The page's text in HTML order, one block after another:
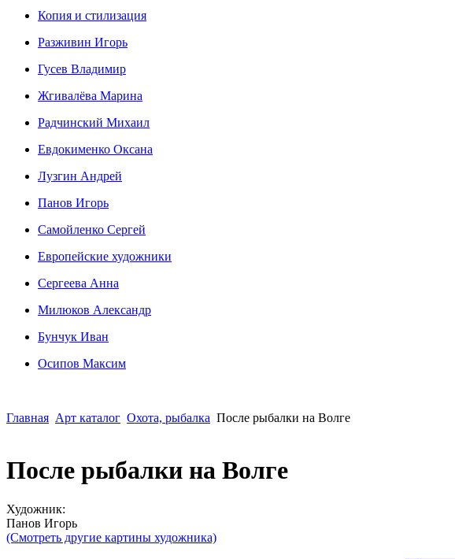
Копия и стилизация
Разживин Игорь
Гусев Владимир
Жгивалёва Марина
Радчинский Михаил
Евдокименко Оксана
Лузгин Андрей
Панов Игорь
Сaмoйленко Сергей
Европейские художники
Сергеева Анна
Милюков Александр
Бунчук Иван
Осипoв Максим
Главная Арт каталог Охота, рыбалка После рыбалки на Волге
После рыбалки на Волге
Художник:
Панов Игорь
(Смотреть другие картины художника)